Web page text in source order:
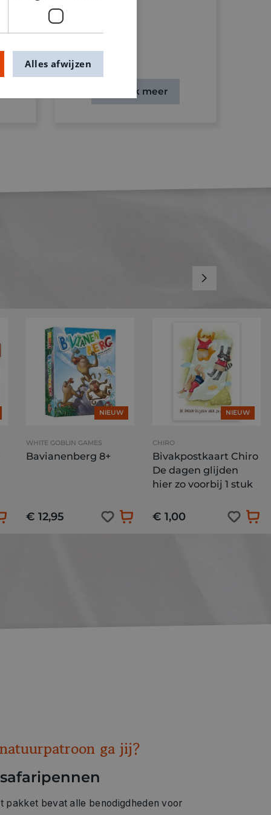
Ontdek meer
NIEUW
WHITE GOBLIN GAMES
Bavianenberg 8+
€ 12,95
NIEUW
CHIRO
Bivakpostkaart Chiro
De dagen glijden
hier zo voorbij 1 stuk
€ 1,00
ga jij?
pakket bevat alle benodigdheden voor
Alles afwijzen